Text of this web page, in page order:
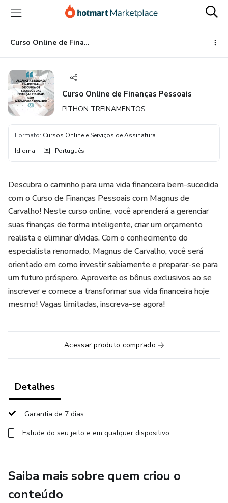
para
conteúdo
principal
para
pagamento
para
rodapé
Curso Online de Finanças Pessoais
Curso Online de Finanças Pessoais
PITHON TREINAMENTOS
Formato: Cursos Online e Serviços de Assinatura
Idioma: Português
Descubra o caminho para uma vida financeira bem-sucedida
com o Curso de Finanças Pessoais com Magnus de
Carvalho! Neste curso online, você aprenderá a gerenciar
suas finanças de forma inteligente, criar um orçamento
realista e eliminar dívidas. Com o conhecimento do
especialista renomado, Magnus de Carvalho, você será
orientado em como investir sabiamente e preparar-se para
um futuro próspero. Aproveite os bônus exclusivos ao se
inscrever e comece a transformar sua vida financeira hoje
mesmo! Vagas limitadas, inscreva-se agora!
Acessar produto comprado
Detalhes
Garantia de 7 dias
Estude do seu jeito e em qualquer dispositivo
Saiba mais sobre quem criou o
conteúdo